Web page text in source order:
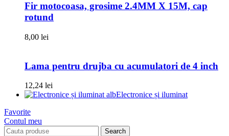
Fir motocoasa, grosime 2.4MM X 15M, cap
rotund
8,00 lei
Lama pentru drujba cu acumulatori de 4 inch
12,24 lei
Electronice și iluminat
Favorite
Contul meu
Search